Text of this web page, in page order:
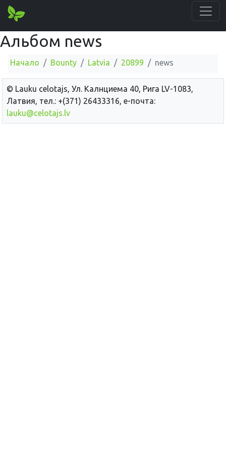
Альбом news
Начало Bounty Latvia 20899 news
© Lauku сelotajs, Ул. Калнциема 40, Рига LV-1083,
Латвия, тел.: +(371) 26433316, е-почта:
lauku@celotajs.lv